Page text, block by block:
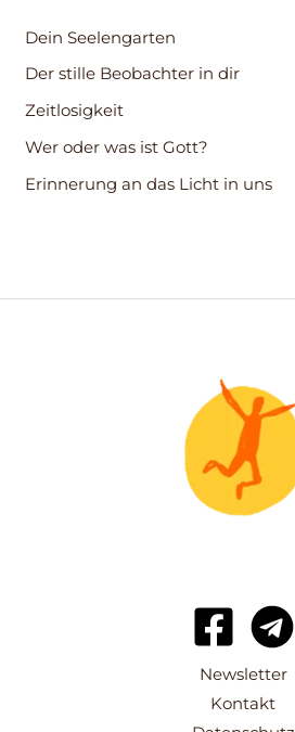
n
a
c
h
:
Dein Seelengarten
Der stille Beobachter in dir
Zeitlosigkeit
Wer oder was ist Gott?
Erinnerung an das Licht in uns
Newsletter
Kontakt